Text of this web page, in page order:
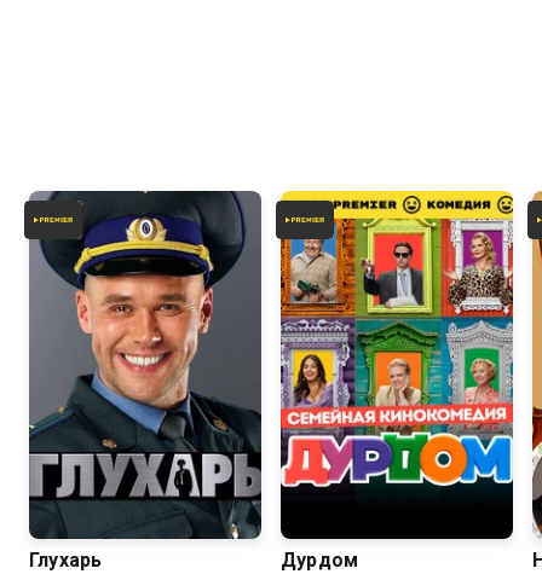
8.0 6.7
Глухарь Дурдом